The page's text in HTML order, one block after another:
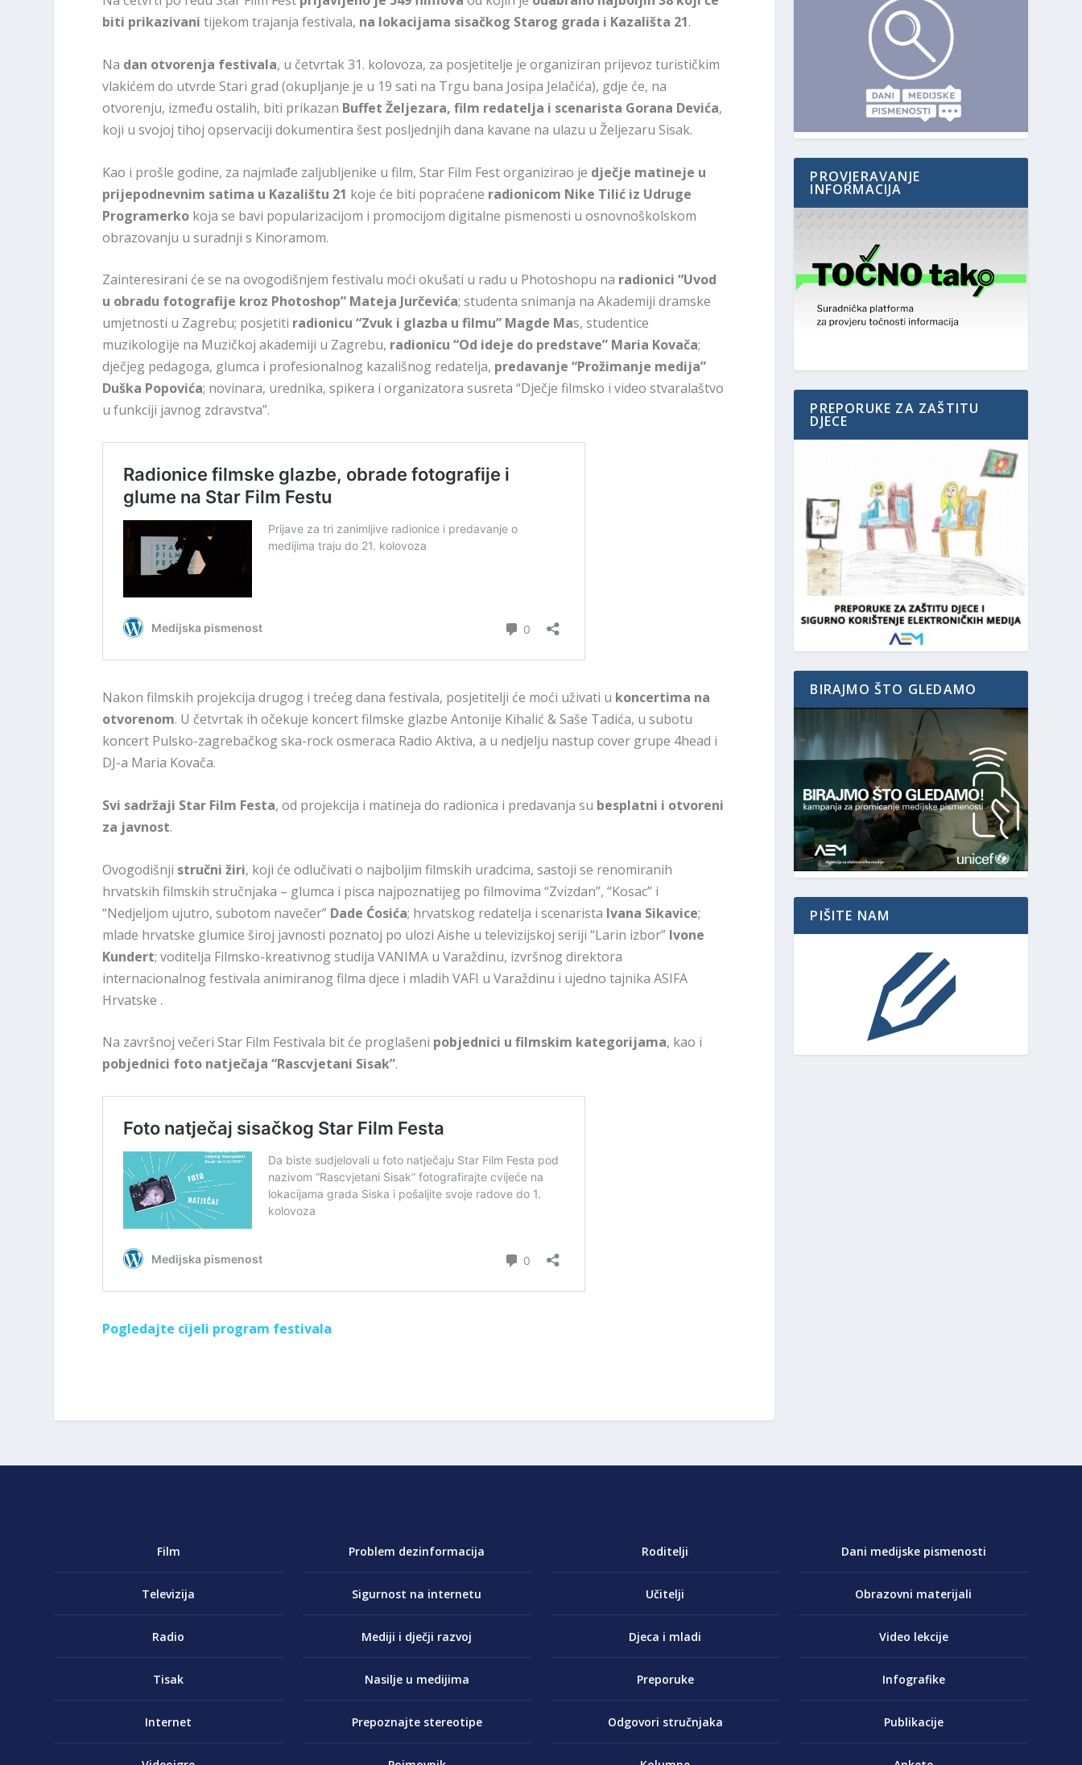
biti prikazivani tijekom trajanja festivala, na lokacijama sisačkog Starog grada i Kazališta 21.
Na dan otvorenja festivala, u četvrtak 31. kolovoza, za posjetitelje je organiziran prijevoz turističkim
vlakićem do utvrde Stari grad (okupljanje je u 19 sati na Trgu bana Josipa Jelačića), gdje će, na
otvorenju, između ostalih, biti prikazan Buffet Željezara, film redatelja i scenarista Gorana Devića,
koji u svojoj tihoj opservaciji dokumentira šest posljednjih dana kavane na ulazu u Željezaru Sisak.
Kao i prošle godine, za najmlađe zaljubljenike u film, Star Film Fest organizirao je dječje matineje u
prijepodnevnim satima u Kazalištu 21 koje će biti popraćene radionicom Nike Tilić iz Udruge
Programerko koja se bavi popularizacijom i promocijom digitalne pismenosti u osnovnoškolskom
obrazovanju u suradnji s Kinoramom.
Zainteresirani će se na ovogodišnjem festivalu moći okušati u radu u Photoshopu na radionici “Uvod
u obradu fotografije kroz Photoshop” Mateja Jurčevića; studenta snimanja na Akademiji dramske
umjetnosti u Zagrebu; posjetiti radionicu “Zvuk i glazba u filmu” Magde Mas, studentice
muzikologije na Muzičkoj akademiji u Zagrebu, radionicu “Od ideje do predstave” Maria Kovača;
dječjeg pedagoga, glumca i profesionalnog kazališnog redatelja, predavanje “Prožimanje medija”
Duška Popovića; novinara, urednika, spikera i organizatora susreta “Dječje filmsko i video stvaralaštvo
u funkciji javnog zdravstva”.
Nakon filmskih projekcija drugog i trećeg dana festivala, posjetitelji će moći uživati u koncertima na
otvorenom. U četvrtak ih očekuje koncert filmske glazbe Antonije Kihalić & Saše Tadića, u subotu
koncert Pulsko-zagrebačkog ska-rock osmeraca Radio Aktiva, a u nedjelju nastup cover grupe 4head i
DJ-a Maria Kovača.
Svi sadržaji Star Film Festa, od projekcija i matineja do radionica i predavanja su besplatni i otvoreni
za javnost.
Ovogodišnji stručni žiri, koji će odlučivati o najboljim filmskih uradcima, sastoji se renomiranih
hrvatskih filmskih stručnjaka – glumca i pisca najpoznatijeg po filmovima “Zvizdan”, “Kosac” i
“Nedjeljom ujutro, subotom navečer” Dade Ćosića; hrvatskog redatelja i scenarista Ivana Sikavice;
mlade hrvatske glumice široj javnosti poznatoj po ulozi Aishe u televizijskoj seriji “Larin izbor” Ivone
Kundert; voditelja Filmsko-kreativnog studija VANIMA u Varaždinu, izvršnog direktora
internacionalnog festivala animiranog filma djece i mladih VAFI u Varaždinu i ujedno tajnika ASIFA
Hrvatske .
Na završnoj večeri Star Film Festivala bit će proglašeni pobjednici u filmskim kategorijama, kao i
pobjednici foto natječaja “Rascvjetani Sisak”.
Pogledajte cijeli program festivala
PROVJERAVANJE
INFORMACIJA
PREPORUKE ZA ZAŠTITU
DJECE
BIRAJMO ŠTO GLEDAMO
PIŠITE NAM
Film
Televizija
Radio
Tisak
Internet
Problem dezinformacija
Sigurnost na internetu
Mediji i dječji razvoj
Nasilje u medijima
Prepoznajte stereotipe
Roditelji
Učitelji
Djeca i mladi
Preporuke
Odgovori stručnjaka
Dani medijske pismenosti
Obrazovni materijali
Video lekcije
Infografike
Publikacije